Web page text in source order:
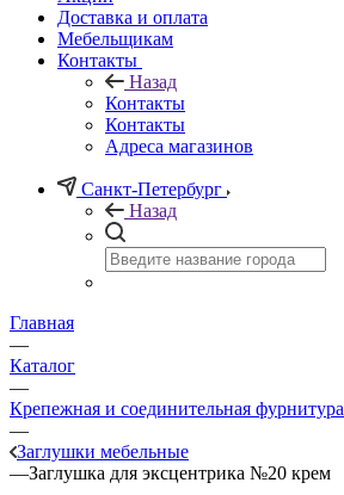
Доставка и оплата
Мебельщикам
Контакты
Назад
Контакты
Контакты
Адреса магазинов
Санкт-Петербург
Назад
Главная
—
Каталог
—
Крепежная и соединительная фурнитура
—
Заглушки мебельные
—Заглушка для эксцентрика №20 крем